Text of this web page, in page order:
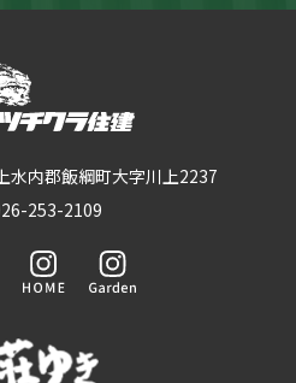
内郡飯綱町大字川上2237
253-2109